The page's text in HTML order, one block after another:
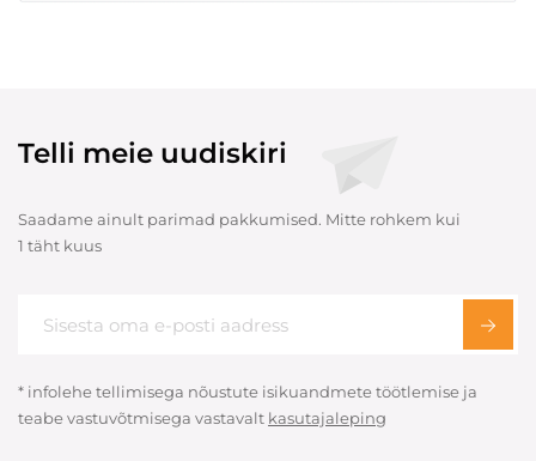
Telli meie uudiskiri
Saadame ainult parimad pakkumised. Mitte rohkem kui
1 täht kuus
* infolehe tellimisega nõustute isikuandmete töötlemise ja
teabe vastuvõtmisega vastavalt kasutajaleping